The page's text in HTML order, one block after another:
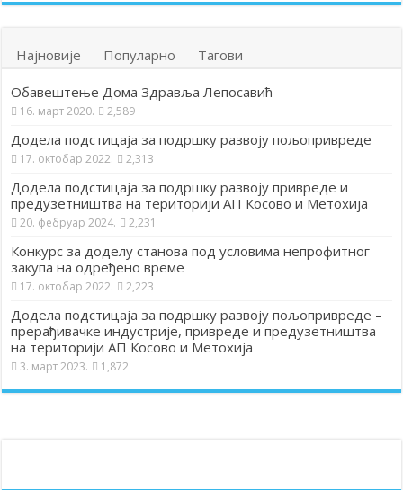
Најновије Популарно Тагови
Обавештење Дома Здравља Лепосавић
16. март 2020. 2,589
Додела подстицаја за подршку развоју пољопривреде
17. октобар 2022. 2,313
Додела подстицаја за подршку развоју привреде и
предузетништва на територији АП Косово и Метохија
20. фебруар 2024. 2,231
Конкурс за доделу станова под условима непрофитног
закупа на одређено време
17. октобар 2022. 2,223
Додела подстицаја за подршку развоју пољопривреде –
прерађивачке индустрије, привреде и предузетништва
на територији АП Косово и Метохија
3. март 2023. 1,872